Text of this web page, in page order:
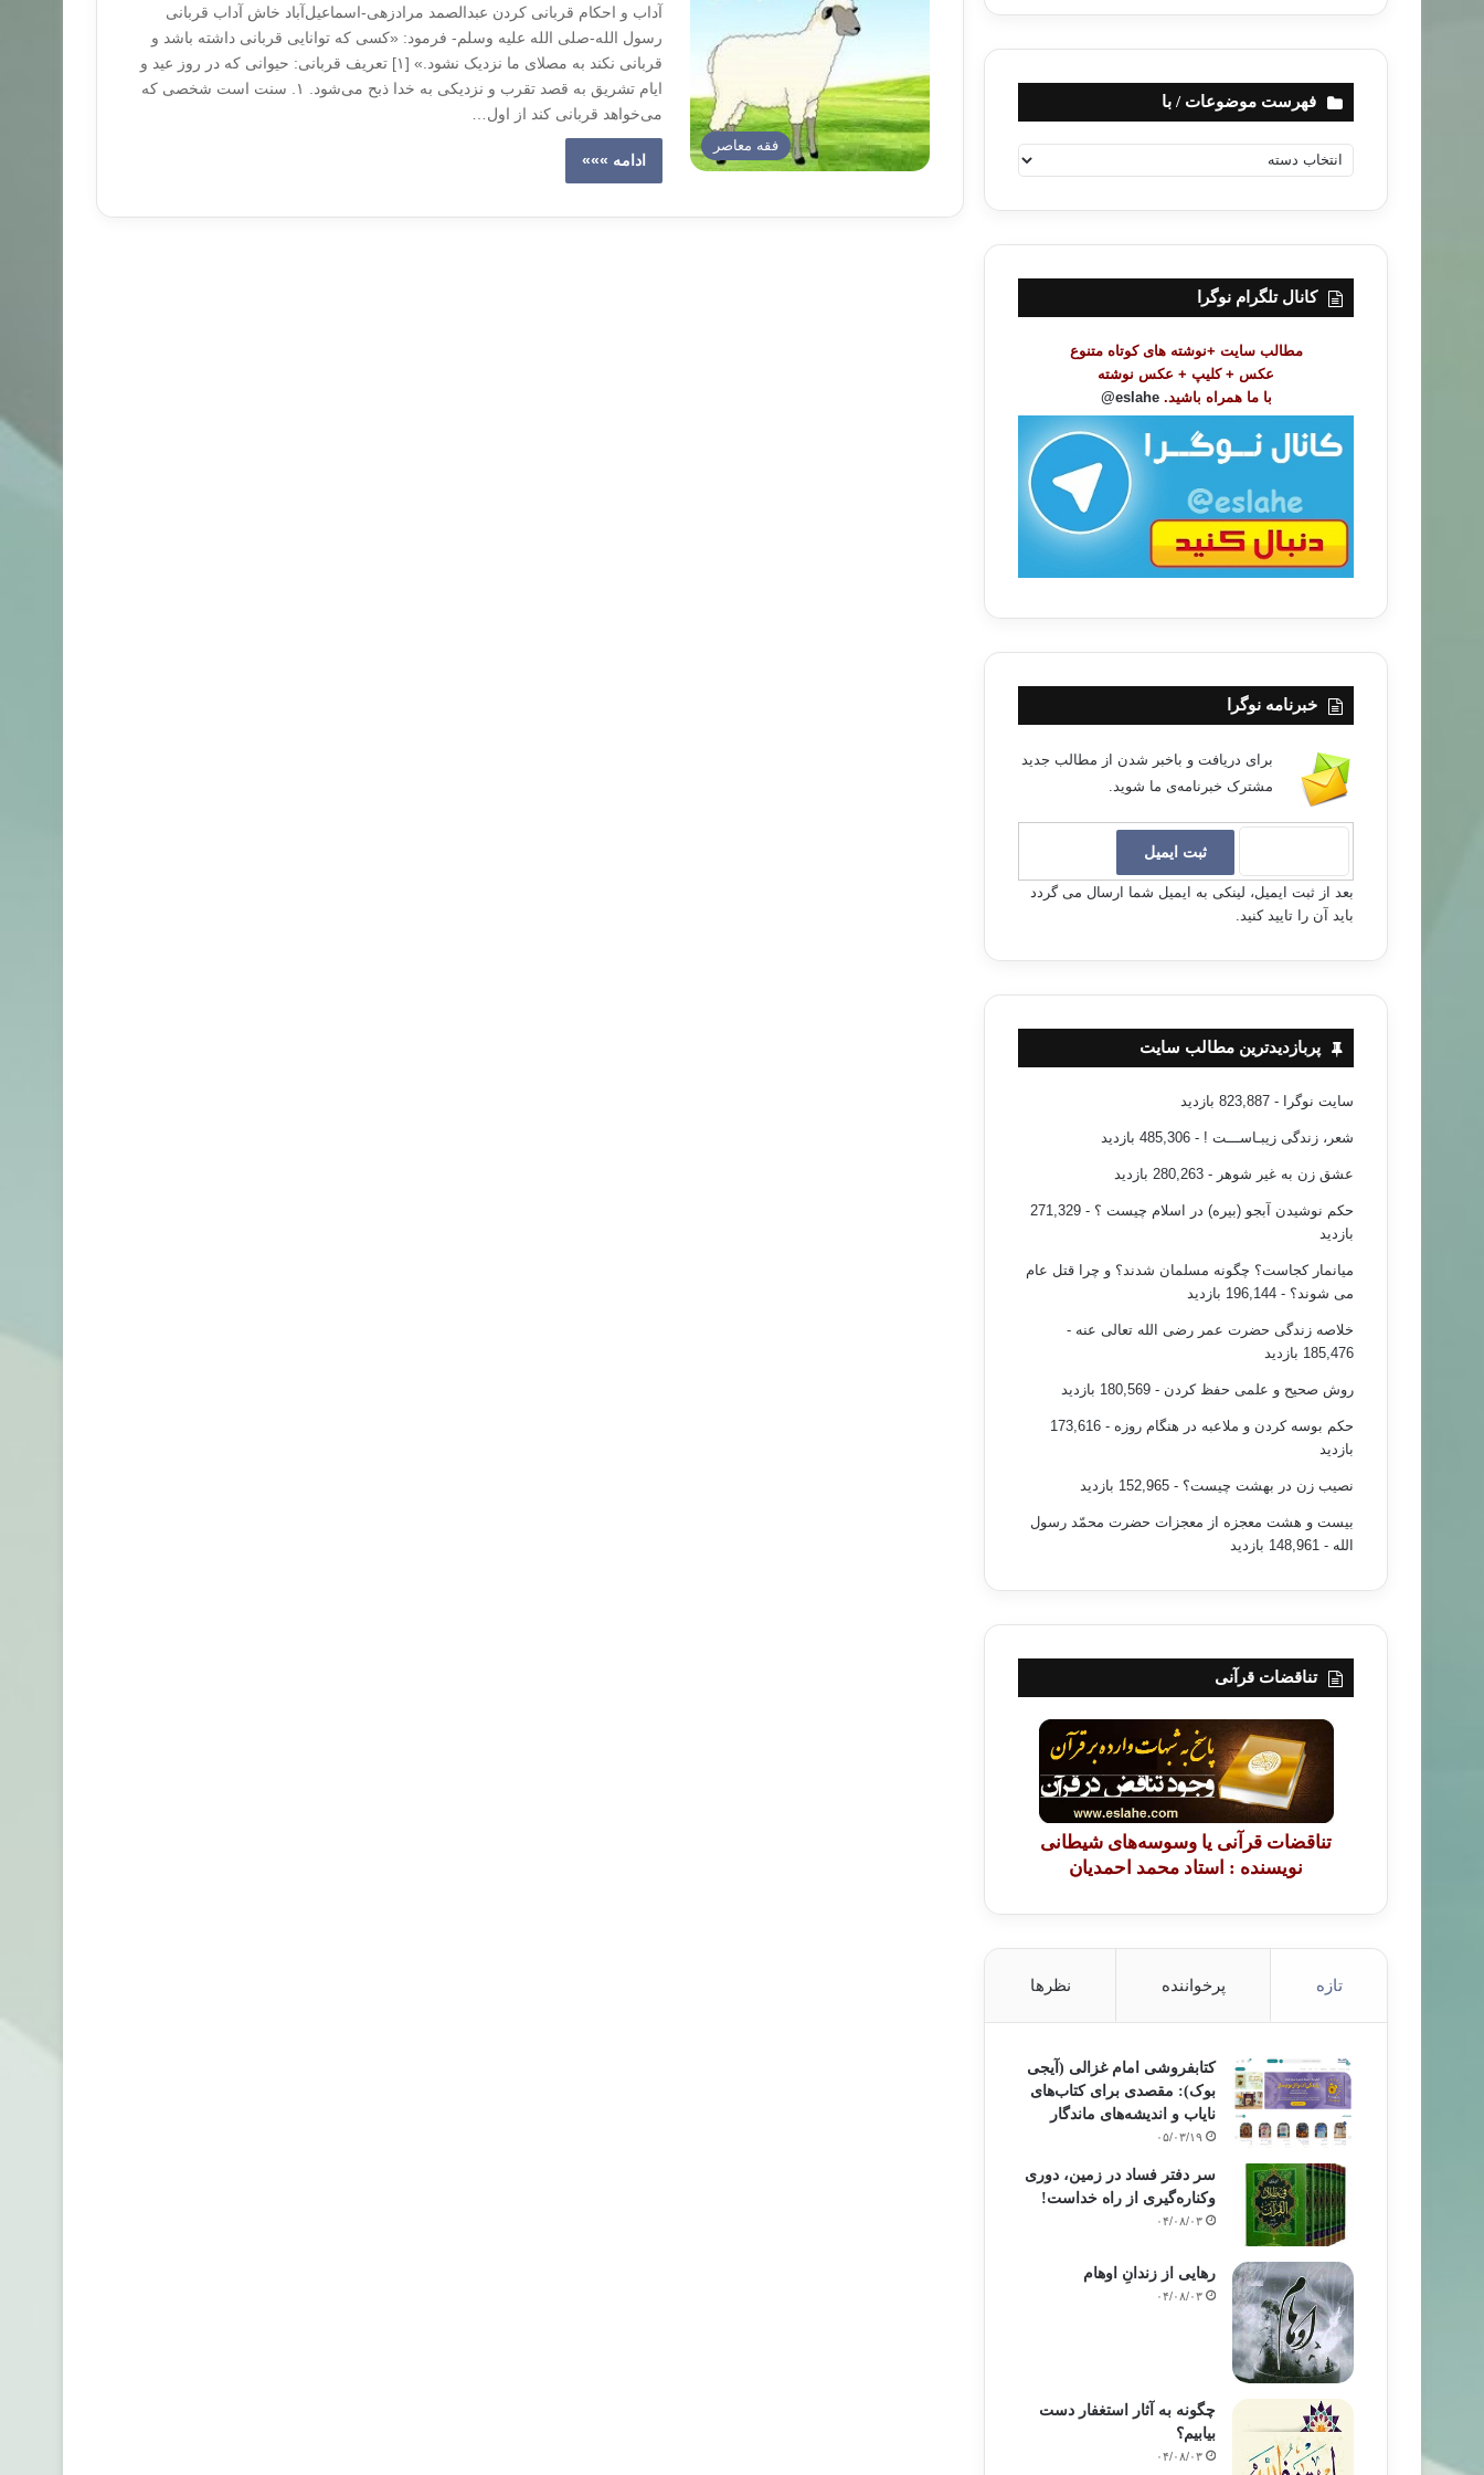
فقه معاصر
آداب و احکام قربانی کردن عبدالصمد مرادزهی-اسماعیل‌آباد خاش آداب قربانی
رسول الله-صلی الله علیه وسلم- فرمود: «کسی که توانایی قربانی داشته باشد و
قربانی نکند به مصلای ما نزدیک نشود.» [۱] تعریف قربانی: حیوانی که در روز عید و
ایام تشریق به قصد تقرب و نزدیکی به خدا ذبح می‌شود. ۱. سنت است شخصی که
می‌خواهد قربانی کند از اول…
ادامه »»»
فهرست موضوعات / با
ه
ت
ض
کانال تلگرام نوگرا
مطالب سایت +نوشته های کوتاه متنوع
عکس + کلیپ + عکس نوشته
با ما همراه باشید. eslahe@
خبرنامه نوگرا
برای دریافت و باخبر شدن از مطالب جدید
مشترک خبرنامه‌ی ما شوید.
بعد از ثبت ایمیل، لینکی به ایمیل شما ارسال می گردد
باید آن را تایید کنید.
پربازدیدترین مطالب سایت
سایت نوگرا - 823,887 بازدید
شعر، زندگی زیبـاســـت ! - 485,306 بازدید
عشق زن به غیر شوهر - 280,263 بازدید
حکم نوشیدن آبجو (بیره) در اسلام چیست ؟
- 271,329
بازدید
میانمار کجاست؟ چگونه مسلمان شدند؟ و چرا قتل عام
می شوند؟ - 196,144 بازدید
خلاصه زندگی حضرت عمر رضی الله تعالی عنه -
185,476 بازدید
روش صحیح و علمی حفظ کردن - 180,569 بازدید
حکم بوسه کردن و ملاعبه در هنگام روزه
- 173,616
بازدید
نصیب زن در بهشت چیست؟ - 152,965 بازدید
بیست و هشت معجزه از معجزات حضرت محمّد رسول
الله - 148,961 بازدید
تناقضات قرآنی
تناقضات قرآنی یا وسوسه‌های شیطانی
نویسنده : استاد محمد احمدیان
تازه پرخواننده نظرها
کتابفروشی امام غزالی (آیجی
بوک): مقصدی برای کتاب‌های
نایاب و اندیشه‌های ماندگار
۰۵/۰۳/۱۹
سر دفتر فساد در زمین‌، دوری
وکناره‌گیری از راه خداست‌!
۰۴/۰۸/۰۳
رهایی از زندانِ اوهام
۰۴/۰۸/۰۳
چگونه به آثار استغفار دست
بیابیم؟
۰۴/۰۸/۰۳